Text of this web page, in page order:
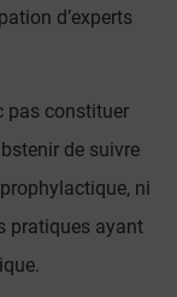
d’experts
pas constituer
de suivre
ni
pratiques ayant